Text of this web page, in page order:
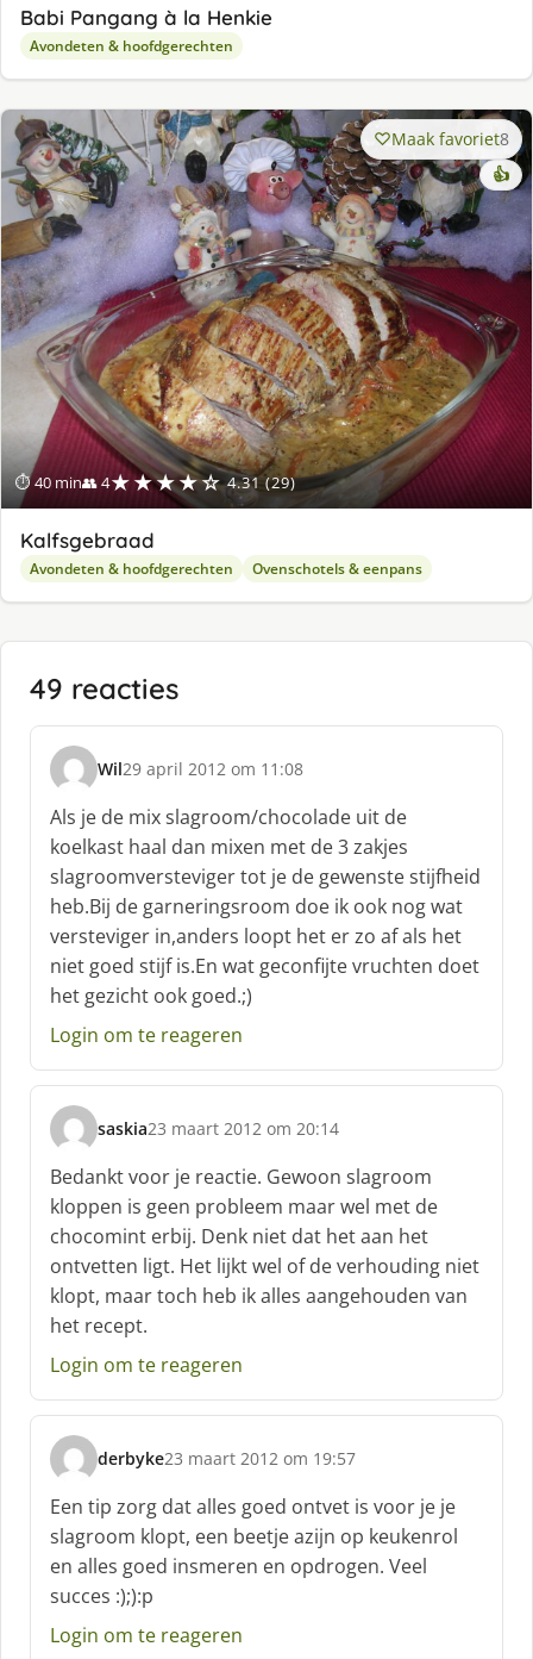
Babi Pangang à la Henkie
Avondeten & hoofdgerechten
⏱ 40 min👥 4★★★★☆ 4.31 (29)
Maak favoriet8
👍
Kalfsgebraad
Avondeten & hoofdgerechten Ovenschotels & eenpans
49 reacties
Wil
s
c
h
r
e
e
f
29 april 2012 om 11:08
Als je de mix slagroom/chocolade uit de
koelkast haal dan mixen met de 3 zakjes
slagroomversteviger tot je de gewenste stijfheid
heb.Bij de garneringsroom doe ik ook nog wat
versteviger in,anders loopt het er zo af als het
niet goed stijf is.En wat geconfijte vruchten doet
het gezicht ook goed.;)
Login om te reageren
saskia
s
c
h
r
e
e
f
:
23 maart 2012 om 20:14
Bedankt voor je reactie. Gewoon slagroom
kloppen is geen probleem maar wel met de
chocomint erbij. Denk niet dat het aan het
ontvetten ligt. Het lijkt wel of de verhouding niet
klopt, maar toch heb ik alles aangehouden van
het recept.
Login om te reageren
derbyke
s
c
h
r
e
e
:
23 maart 2012 om 19:57
Een tip zorg dat alles goed ontvet is voor je je
slagroom klopt, een beetje azijn op keukenrol
en alles goed insmeren en opdrogen. Veel
succes :);):p
Login om te reageren